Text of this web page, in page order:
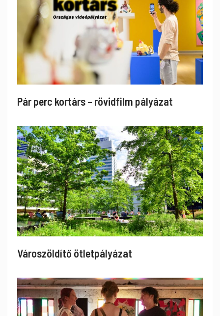
Pár perc kortárs – rövidfilm pályázat
Városzöldítő ötletpályázat